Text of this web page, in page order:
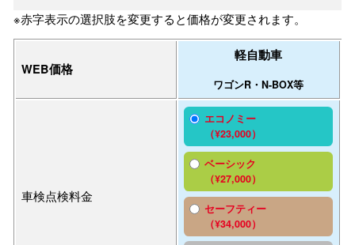
※赤字表示の選択肢を変更すると価格が変更されます。
WEB価格
軽自動車
ワゴンR・N-BOX等
車検点検料金
エコノミー
（¥23,000）
ベーシック
（¥27,000）
セーフティー
（¥34,000）